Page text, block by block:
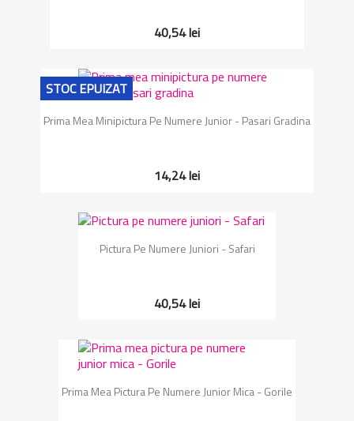
40,54 lei
Prima Mea Minipictura Pe Numere Junior - Pasari Gradina
14,24 lei
STOC EPUIZAT
Pictura Pe Numere Juniori - Safari
40,54 lei
Prima Mea Pictura Pe Numere Junior Mica - Gorile